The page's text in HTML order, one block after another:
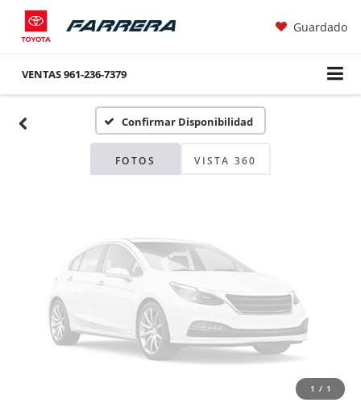
Guardado
VENTAS961-236-7379
Confirmar Disponibilidad
FOTOS VISTA 360
Fotos No
Disponibles
Por favor, revise luego
1 / 1